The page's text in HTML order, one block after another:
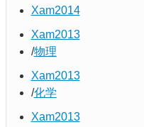
Xam2014
Xam2013
物理
Xam2013
化学
Xam2013